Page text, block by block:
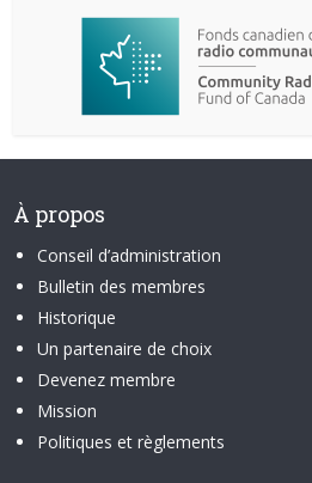
À propos
Conseil d’administration
Bulletin des membres
Historique
Un partenaire de choix
Devenez membre
Mission
Politiques et règlements